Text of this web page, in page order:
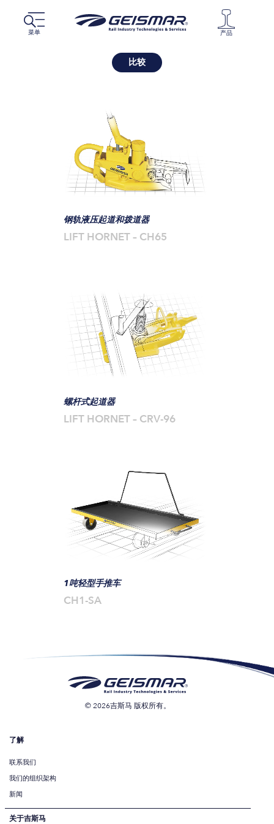
菜单 产品
比较
钢轨液压起道和拨道器
LIFT HORNET – CH65
螺杆式起道器
LIFT HORNET – CRV-96
1吨轻型手推车
CH1-SA
© 2026吉斯马 版权所有。
了解
联系我们
我们的组织架构
新闻
关于吉斯马